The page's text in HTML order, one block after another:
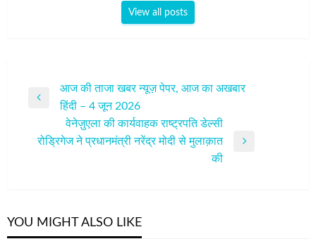
View all posts
नेविगेशन
Previous
आज की ताजा खबर न्यूज़ पेपर, आज का अखबार
हिंदी – 4 जून 2026
वेनेज़ुएला की कार्यवाहक राष्ट्रपति डेल्सी
रोड्रिगेज ने प्रधानमंत्री नरेंद्र मोदी से मुलाक़ात
की
YOU MIGHT ALSO LIKE